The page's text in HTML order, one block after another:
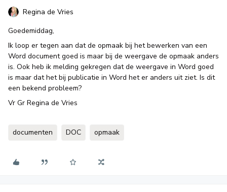
Regina de Vries
Goedemiddag,
Ik loop er tegen aan dat de opmaak bij het bewerken van een
Word document goed is maar bij de weergave de opmaak anders
is. Ook heb ik melding gekregen dat de weergave in Word goed
is maar dat het bij publicatie in Word het er anders uit ziet. Is dit
een bekend probleem?
Vr Gr Regina de Vries
documenten DOC opmaak